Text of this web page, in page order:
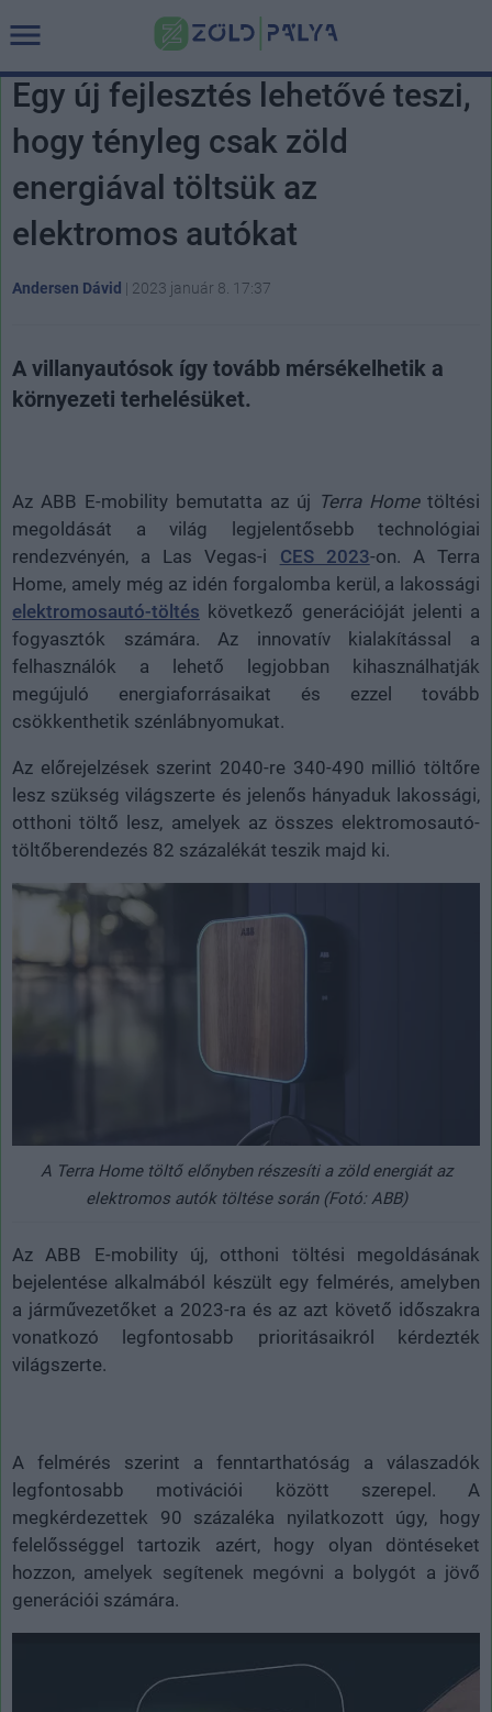
Egy új fejlesztés lehetővé teszi,
hogy tényleg csak zöld
energiával töltsük az
elektromos autókat
Andersen Dávid | 2023 január 8. 17:37
A villanyautósok így tovább mérsékelhetik a
környezeti terhelésüket.
Az ABB E-mobility bemutatta az új Terra Hometöltési
megoldását a világ legjelentősebb technológiai
rendezvényén, a Las Vegas-i CES 2023-on. A Terra
Home, amely még az idén forgalomba kerül, a lakossági
elektromosautó-töltés következő generációját jelenti a
fogyasztók számára. Az innovatív kialakítással a
felhasználók a lehető legjobban kihasználhatják
megújuló energiaforrásaikat és ezzel tovább
csökkenthetik szénlábnyomukat.
Az előrejelzések szerint 2040-re 340-490 millió töltőre
lesz szükség világszerte és jelenős hányaduk lakossági,
otthoni töltő lesz, amelyek az összes elektromosautó-
töltőberendezés 82 százalékát teszik majd ki.
A Terra Home töltő előnyben részesíti a zöld energiát az
elektromos autók töltése során (Fotó: ABB)
Az ABB E-mobility új, otthoni töltési megoldásának
bejelentése alkalmából készült egy felmérés, amelyben
a járművezetőket a 2023-ra és az azt követő időszakra
vonatkozó legfontosabb prioritásaikról kérdezték
világszerte.
A felmérés szerint a fenntarthatóság a válaszadók
legfontosabb motivációi között szerepel. A
megkérdezettek 90 százaléka nyilatkozott úgy, hogy
felelősséggel tartozik azért, hogy olyan döntéseket
hozzon, amelyek segítenek megóvni a bolygót a jövő
generációi számára.